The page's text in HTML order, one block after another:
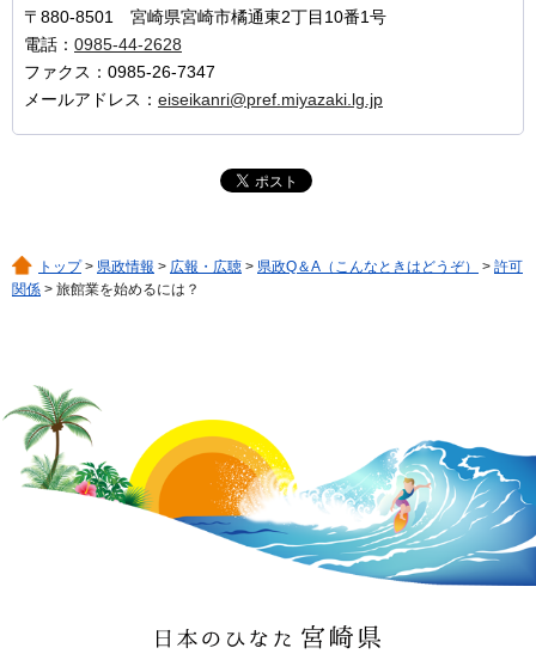
〒880-8501 宮崎県宮崎市橘通東2丁目10番1号
電話： 0985-44-2628
ファクス：0985-26-7347
メールアドレス： eiseikanri@pref.miyazaki.lg.jp
トップ> 県政情報 > 広報・広聴 > 県政Q＆A（こんなときはどうぞ） > 許可
関係 > 旅館業を始めるには？
日本のひなた 宮崎県